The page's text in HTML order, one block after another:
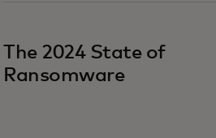
The 2024 State of
Ransomware